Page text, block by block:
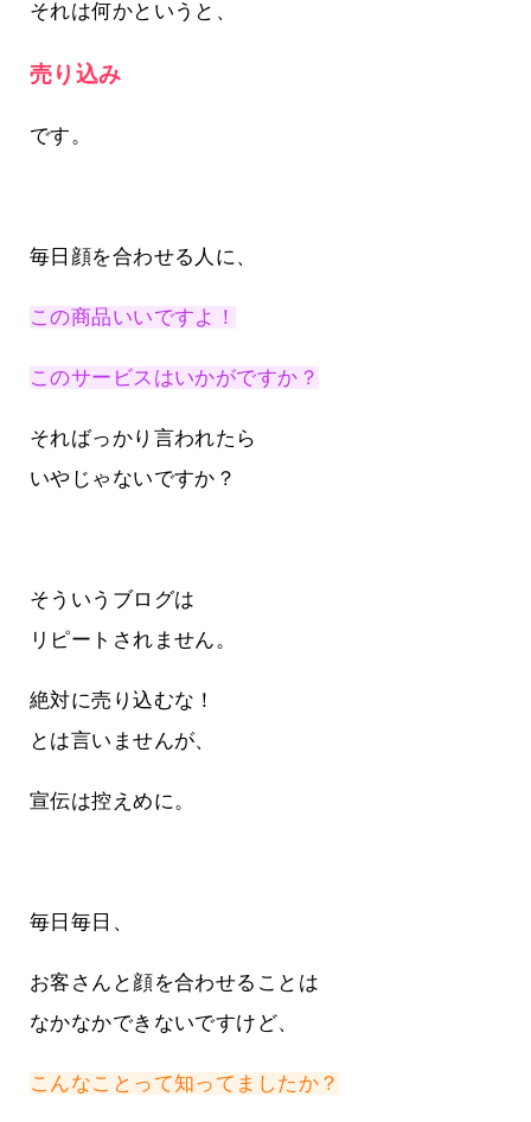
それは何かというと、
売り込み
です。
毎日顔を合わせる人に、
この商品いいですよ！
このサービスはいかがですか？
そればっかり言われたら
いやじゃないですか？
そういうブログは
リピートされません。
絶対に売り込むな！
とは言いませんが、
宣伝は控えめに。
毎日毎日、
お客さんと顔を合わせることは
なかなかできないですけど、
こんなことって知ってましたか？